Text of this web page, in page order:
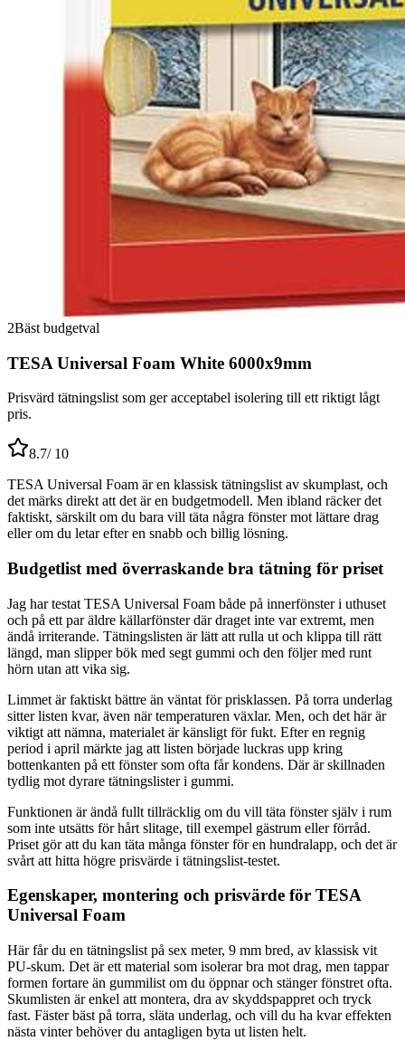
2Bäst budgetval
TESA Universal Foam White 6000x9mm
Prisvärd tätningslist som ger acceptabel isolering till ett riktigt lågt
pris.
8.7/ 10
TESA Universal Foam är en klassisk tätningslist av skumplast, och
det märks direkt att det är en budgetmodell. Men ibland räcker det
faktiskt, särskilt om du bara vill täta några fönster mot lättare drag
eller om du letar efter en snabb och billig lösning.
Budgetlist med överraskande bra tätning för priset
Jag har testat TESA Universal Foam både på innerfönster i uthuset
och på ett par äldre källarfönster där draget inte var extremt, men
ändå irriterande. Tätningslisten är lätt att rulla ut och klippa till rätt
längd, man slipper bök med segt gummi och den följer med runt
hörn utan att vika sig.
Limmet är faktiskt bättre än väntat för prisklassen. På torra underlag
sitter listen kvar, även när temperaturen växlar. Men, och det här är
viktigt att nämna, materialet är känsligt för fukt. Efter en regnig
period i april märkte jag att listen började luckras upp kring
bottenkanten på ett fönster som ofta får kondens. Där är skillnaden
tydlig mot dyrare tätningslister i gummi.
Funktionen är ändå fullt tillräcklig om du vill täta fönster själv i rum
som inte utsätts för hårt slitage, till exempel gästrum eller förråd.
Priset gör att du kan täta många fönster för en hundralapp, och det är
svårt att hitta högre prisvärde i tätningslist-testet.
Egenskaper, montering och prisvärde för TESA
Universal Foam
Här får du en tätningslist på sex meter, 9 mm bred, av klassisk vit
PU-skum. Det är ett material som isolerar bra mot drag, men tappar
formen fortare än gummilist om du öppnar och stänger fönstret ofta.
Skumlisten är enkel att montera, dra av skyddspappret och tryck
fast. Fäster bäst på torra, släta underlag, och vill du ha kvar effekten
nästa vinter behöver du antagligen byta ut listen helt.